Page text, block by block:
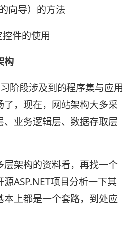
向导）的方法
控件的使用
构
阶段涉及到的程序集与应用
了，现在，网站架构大多采
、业务逻辑层、数据存取层
层架构的资料看，再找一个
ASP.NET项目分析一下其
本上都是一个套路，到处应